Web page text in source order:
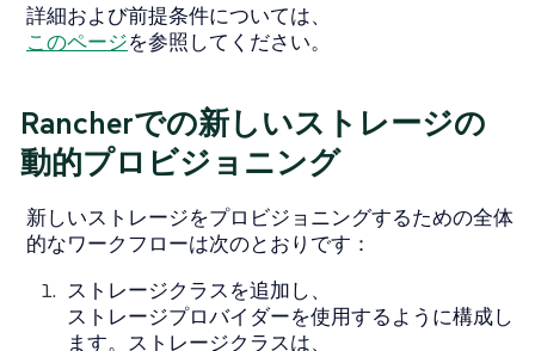
詳細および前提条件については、
このページを参照してください。
Rancherでの新しいストレージの
動的プロビジョニング
新しいストレージをプロビジョニングするための全体
的なワークフローは次のとおりです：
ストレージクラスを追加し、
ストレージプロバイダーを使用するように構成し
ます。ストレージクラスは、